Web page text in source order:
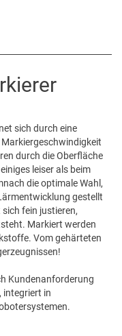
sich durch eine
durch die Oberfläche
leiser als beim
die optimale Wahl,
gestellt
fein justieren,
Markiert werden
Vom gehärteten
Kundenanforderung
integriert in